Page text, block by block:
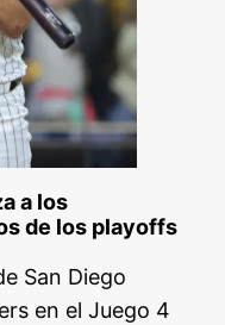
a los
de los playoffs
San Diego
en el Juego 4